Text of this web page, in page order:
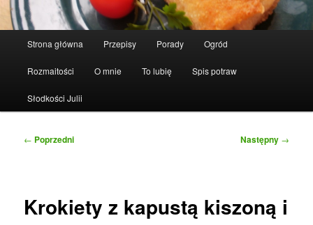
Strona główna Przepisy Porady Ogród
Rozmaitości O mnie To lubię Spis potraw
Słodkości Julii
Nawigacja
← Poprzedni Następny →
Krokiety z kapustą kiszoną i